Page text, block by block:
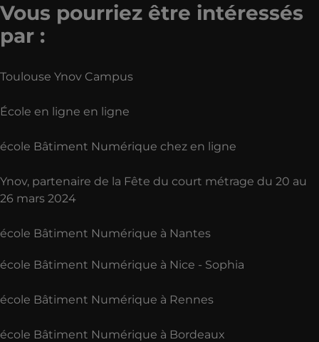
Vous pourriez être intéressés
par :
Toulouse Ynov Campus
École en ligne en ligne
école Bâtiment Numérique chez en ligne
Ynov, partenaire de la Fête du court métrage du 20 au
26 mars 2024
école Bâtiment Numérique à Nantes
école Bâtiment Numérique à Nice - Sophia
école Bâtiment Numérique à Rennes
école Bâtiment Numérique à Bordeaux